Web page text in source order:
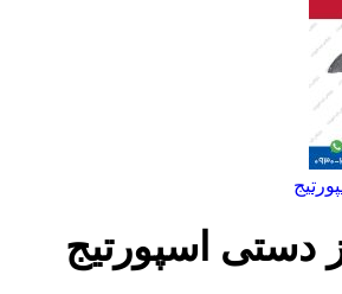
دستی اسپورتیج